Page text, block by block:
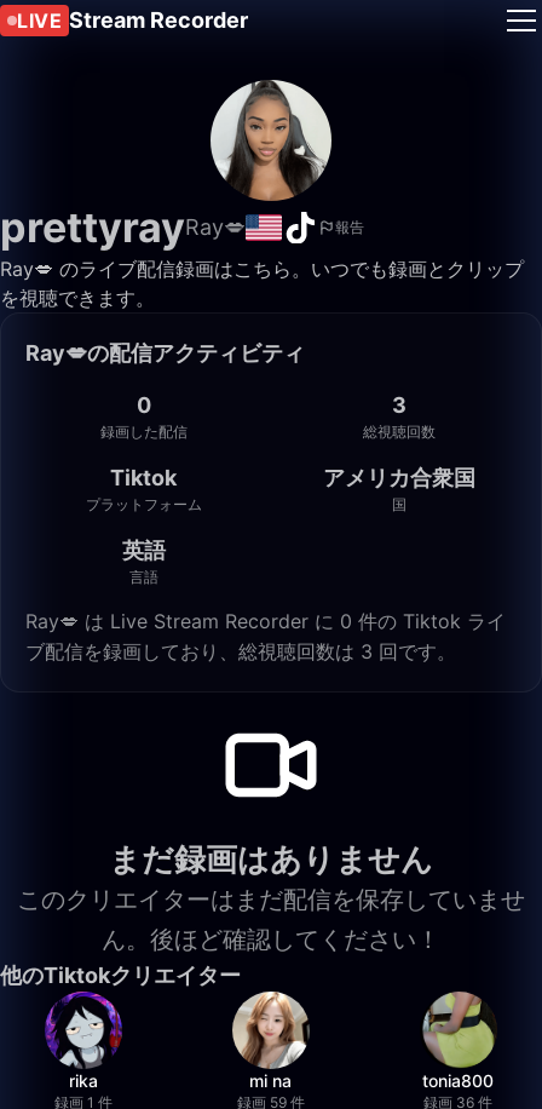
LIVE Stream Recorder
prettyrayRay💋 報告
Ray💋 のライブ配信録画はこちら。いつでも録画とクリップ
を視聴できます。
Ray💋の配信アクティビティ
0
録画した配信
3
総視聴回数
Tiktok
プラットフォーム
アメリカ合衆国
国
英語
言語
Ray💋 は Live Stream Recorder に 0 件の Tiktok ライ
ブ配信を録画しており、総視聴回数は 3 回です。
まだ録画はありません
このクリエイターはまだ配信を保存していませ
ん。後ほど確認してください！
他のTiktokクリエイター
rika
録画 1 件
mi na
録画 59 件
tonia800
録画 36 件